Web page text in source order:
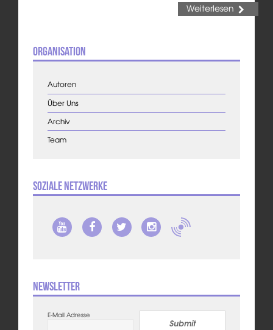
Weiterlesen
Organisation
Autoren
Über Uns
Archiv
Team
Soziale Netzwerke
Newsletter
E-Mail Adresse
Submit